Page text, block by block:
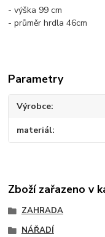
- výška 99 cm
- průměr hrdla 46cm
Parametry
Výrobce
materiál
Zboží zařazeno v
ZAHRADA
NÁŘADÍ